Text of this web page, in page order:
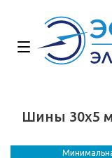
Шины 30x5